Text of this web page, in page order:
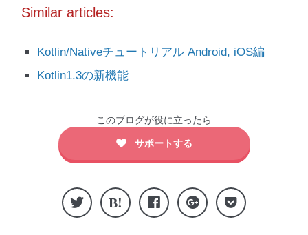
Similar articles:
Kotlin/Nativeチュートリアル Android, iOS編
Kotlin1.3の新機能
このブログが役に立ったら
サポートする